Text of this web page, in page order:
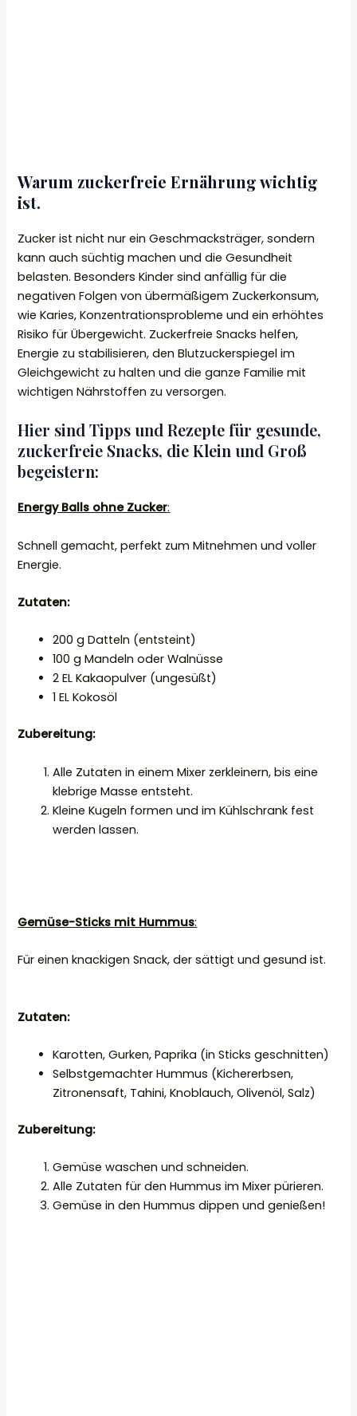
Warum zuckerfreie Ernährung wichtig
ist.
Zucker ist nicht nur ein Geschmacksträger, sondern
kann auch süchtig machen und die Gesundheit
belasten. Besonders Kinder sind anfällig für die
negativen Folgen von übermäßigem Zuckerkonsum,
wie Karies, Konzentrationsprobleme und ein erhöhtes
Risiko für Übergewicht. Zuckerfreie Snacks helfen,
Energie zu stabilisieren, den Blutzuckerspiegel im
Gleichgewicht zu halten und die ganze Familie mit
wichtigen Nährstoffen zu versorgen.
Hier sind Tipps und Rezepte für gesunde,
zuckerfreie Snacks, die Klein und Groß
begeistern:
Energy Balls ohne Zucker:
Schnell gemacht, perfekt zum Mitnehmen und voller
Energie.
Zutaten:
200 g Datteln (entsteint)
100 g Mandeln oder Walnüsse
2 EL Kakaopulver (ungesüßt)
1 EL Kokosöl
Zubereitung:
Alle Zutaten in einem Mixer zerkleinern, bis eine
klebrige Masse entsteht.
Kleine Kugeln formen und im Kühlschrank fest
werden lassen.
Gemüse-Sticks mit Hummus:
Für einen knackigen Snack, der sättigt und gesund ist.
Zutaten:
Karotten, Gurken, Paprika (in Sticks geschnitten)
Selbstgemachter Hummus (Kichererbsen,
Zitronensaft, Tahini, Knoblauch, Olivenöl, Salz)
Zubereitung:
Gemüse waschen und schneiden.
Alle Zutaten für den Hummus im Mixer pürieren.
Gemüse in den Hummus dippen und genießen!